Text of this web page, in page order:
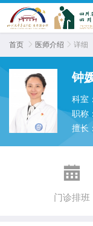
首页  医师介绍  详细
钟
科室：
职称
擅长

门诊排班